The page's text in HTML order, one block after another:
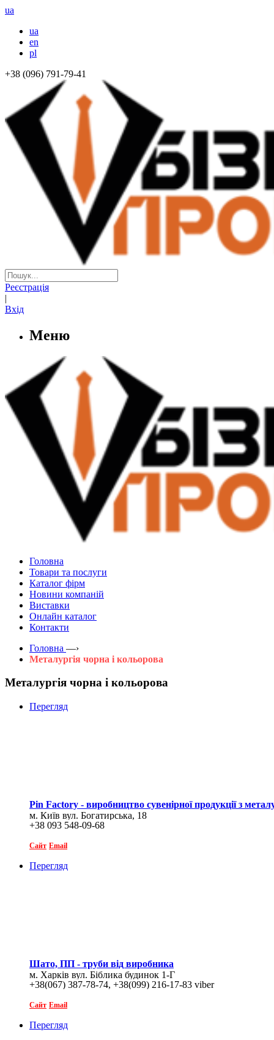
ua
ua
en
pl
+38 (096) 791-79-41
Реєстрація
|
Вхід
Меню
Головна
Товари та послуги
Каталог фірм
Новини компаній
Виставки
Онлайн каталог
Контакти
Головна —›
Металургія чорна і кольорова
Металургія чорна і кольорова
Перегляд
Pin Factory - виробництво сувенірної продукції з
м. Київ вул. Богатирська, 18
+38 093 548-09-68
Сайт Email
Перегляд
Шато, ПП - труби від виробника
м. Харків вул. Біблика будинок 1-Г
+38(067) 387-78-74, +38(099) 216-17-83 viber
Сайт Email
Перегляд